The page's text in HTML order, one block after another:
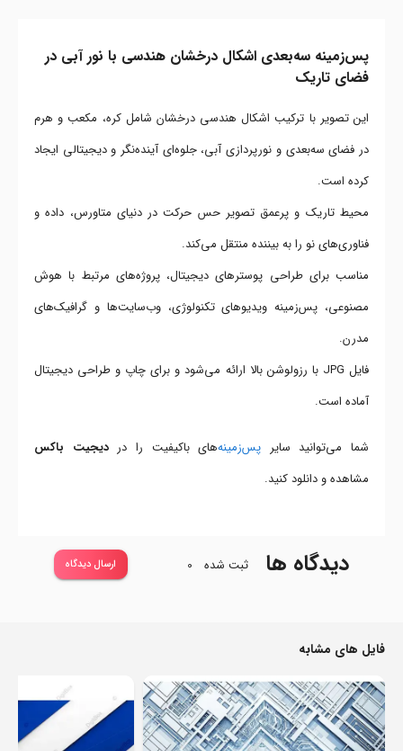
پس‌زمینه سه‌بعدی اشکال درخشان هندسی با نور آبی در
فضای تاریک
این تصویر با ترکیب اشکال هندسی درخشان شامل کره، مکعب و هرم
در فضای سه‌بعدی و نورپردازی آبی، جلوه‌ای آینده‌نگر و دیجیتالی ایجاد
کرده است.
محیط تاریک و پرعمق تصویر حس حرکت در دنیای متاورس، داده و
فناوری‌های نو را به بیننده منتقل می‌کند.
مناسب برای طراحی پوسترهای دیجیتال، پروژه‌های مرتبط با هوش
مصنوعی، پس‌زمینه ویدیوهای تکنولوژی، وب‌سایت‌ها و گرافیک‌های
مدرن.
فایل JPG با رزولوشن بالا ارائه می‌شود و برای چاپ و طراحی دیجیتال
آماده است.
شما می‌توانید سایر پس‌زمینه‌های باکیفیت را دردیجیت باکس
مشاهده و دانلود کنید.
دیدگاه ها ثبت شده 0 ارسال دیدگاه
فایل های مشابه